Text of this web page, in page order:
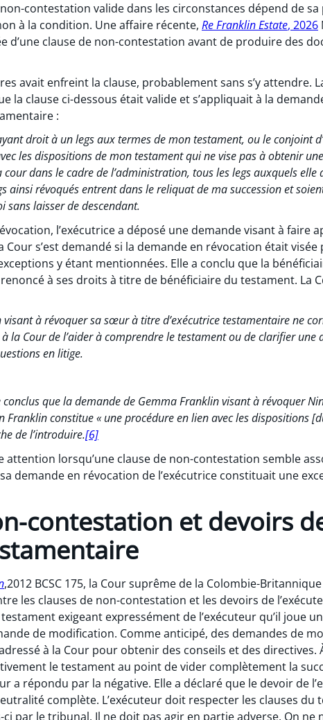
non-contestation valide dans les circonstances dépend de
à la condition. Une affaire récente, Re Franklin Estate, 2026
d’une clause de non-contestation avant de produire des
avait enfreint la clause, probablement sans s’y attendre.
la clause ci-dessous était valide et s’appliquait à la
:
droit à un legs aux termes de mon testament, ou le conjoint
les dispositions de mon testament qui ne vise pas à obtenir
cour dans le cadre de l’administration, tous les legs auxquels
ainsi révoqués entrent dans le reliquat de ma succession et
sans laisser de descendant.
l’exécutrice a déposé une demande visant à faire
Cour s’est demandé si la demande en révocation était
y étant mentionnées. Elle a conclu que la
à ses droits à titre de bénéficiaire du testament. La
à révoquer sa sœur à titre d’exécutrice testamentaire ne
la Cour de l’aider à comprendre le testament ou de clarifier une
en litige.
que la demande de Gemma Franklin visant à révoquer
Franklin constitue « une procédure en lien avec les dispositions
de l’introduire.[6]
attention lorsqu’une clause de non-contestation semble
demande en révocation de l’exécutrice constituait une
contestation et devoirs
,2012 BCSC 175, la Cour suprême de la Colombie-
les clauses de non-contestation et les devoirs de
exigeant expressément de l’exécuteur qu’il joue
de modification. Comme anticipé, des demandes de
à la Cour pour obtenir des conseils et des directives.
le testament au point de vider complètement la
a répondu par la négative. Elle a déclaré que le devoir de
complète. L’exécuteur doit respecter les clauses
par le tribunal. Il ne doit pas agir en partie adverse. On ne